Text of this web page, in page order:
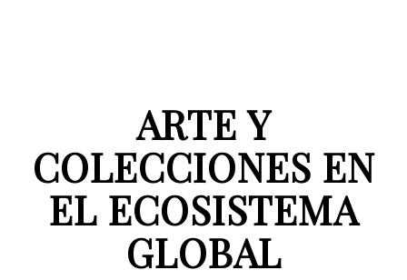
ARTE Y
COLECCIONES EN
EL ECOSISTEMA
GLOBAL